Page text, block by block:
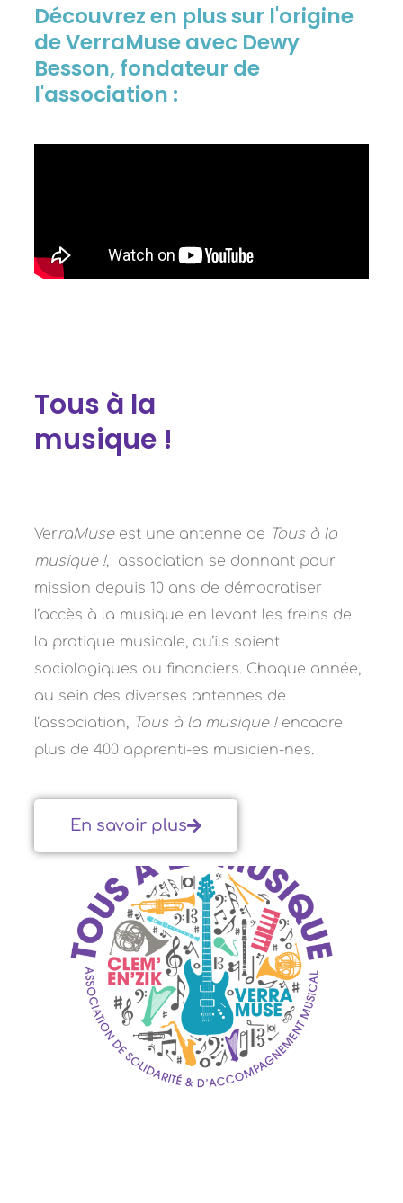
Découvrez en plus sur l'origine
de VerraMuse avec Dewy
Besson, fondateur de
l'association :
Tous à la
musique !
VerraMuseest une antenne de Tous à la
musique !, association se donnant pour
mission depuis 10 ans de démocratiser
l’accès à la musique en levant les freins de
la pratique musicale, qu’ils soient
sociologiques ou financiers. Chaque année,
au sein des diverses antennes de
l’association, Tous à la musique !encadre
plus de 400 apprenti-es musicien-nes.
En savoir plus